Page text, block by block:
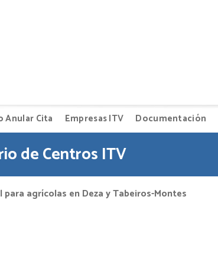
Anular Cita Empresas ITV Documentación
de Centros ITV
para agrícolas en Deza y Tabeiros-Montes